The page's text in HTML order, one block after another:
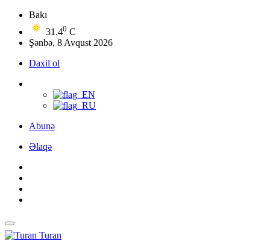
Bakı
31.40 C
Şənbə, 8 Avqust 2026
Daxil ol
Abunə
Əlaqə
Turan